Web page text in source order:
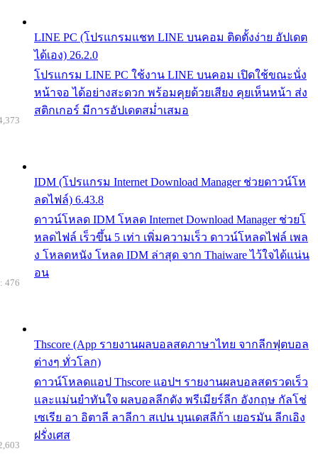
LINE PC (โปรแกรมแชท LINE บนคอม ติดตั้งง่าย อัปเดต
ได้เอง) 26.2.0
โปรแกรม LINE PC ใช้งาน LINE บนคอม เปิดใช้ขณะนั่ง
หน้าจอ ได้อย่างสะดวก พร้อมคุยด้วยเสียง คุยเห็นหน้า ส่ง
สติกเกอร์ มีการอัปเดตสม่ำเสมอ
IDM (โปรแกรม Internet Download Manager ช่วยดาวน์โห
ลดไฟล์) 6.43.8
ดาวน์โหลด IDM โหลด Internet Download Manager ช่วยโ
หลดไฟล์ เร็วขึ้น 5 เท่า เพิ่มความเร็ว ดาวน์โหลดไฟล์ เพล
ง โหลดหนัง โหลด IDM ล่าสุด จาก Thaiware ไว้ใจได้แน่น
อน
Thscore (App รายงานผลบอลสดภาษาไทย จากลีกฟุตบอล
ต่างๆ ทั่วโลก)
ดาวน์โหลดแอป Thscore แอปฯ รายงานผลบอลสดรวดเร็ว
และแม่นยำทันใจ ผลบอลลีกดัง พรีเมียร์ลีก อังกฤษ กัลโช่
เซเรีย อา อิตาลี ลาลีกา สเปน บุนเดสลีก้า เยอรมัน ลีกเอิง
ฝรั่งเศส
476